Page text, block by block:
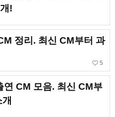
!
정리. 최신 CM부터 과
favorite_border 5
연 CM 모음. 최신 CM부